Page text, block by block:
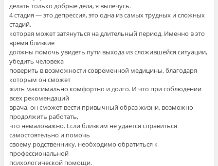
делать только добрые дела, я вылечусь.
4 стадия — это депрессия, это одна из самых трудных и сложных
стадий,
которая может затянуться на длительный период. Именно в это
время близкие
должны помочь увидеть пути выхода из сложившейся ситуации,
убедить человека
поверить в возможности современной медицины, благодаря
которым он сможет
жить максимально комфортно и долго. И что при соблюдении
всех рекомендаций
врача, он сможет вести привычный образ жизни, возможно
продолжить работать,
что немаловажно. Если близким не удаётся справиться
самостоятельно и помочь
своему родственнику, необходимо обратиться к
профессиональной
психологической помощи.